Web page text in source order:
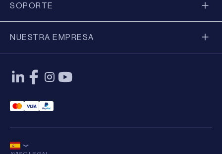
SOPORTE
NUESTRA EMPRESA
Mastercard Payment
Visa Payment
Paypal Payment